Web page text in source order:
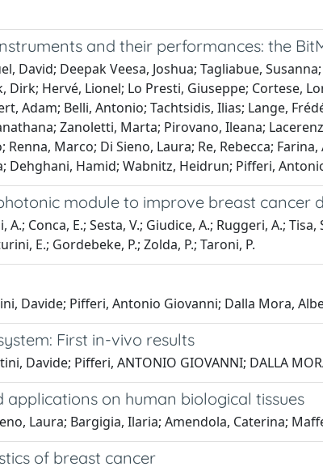
and their performances: the
David; Deepak Veesa, Joshua; Tagliabue,
Dirk; Hervé, Lionel; Lo Presti, Giuseppe; Cortese,
Adam; Belli, Antonio; Tachtsidis, Ilias; Lange,
Zanoletti, Marta; Pirovano, Ileana;
Marco; Di Sieno, Laura; Re, Rebecca;
Dehghani, Hamid; Wabnitz, Heidrun; Pifferi,
module to improve breast cancer
Conca, E.; Sesta, V.; Giudice, A.; Ruggeri, A.;
E.; Gordebeke, P.; Zolda, P.; Taroni, P.
Davide; Pifferi, Antonio Giovanni; Dalla Mora,
First in-vivo results
Davide; Pifferi, ANTONIO GIOVANNI; DALLA
on human biological tissues
Laura; Bargigia, Ilaria; Amendola, Caterina;
of breast cancer